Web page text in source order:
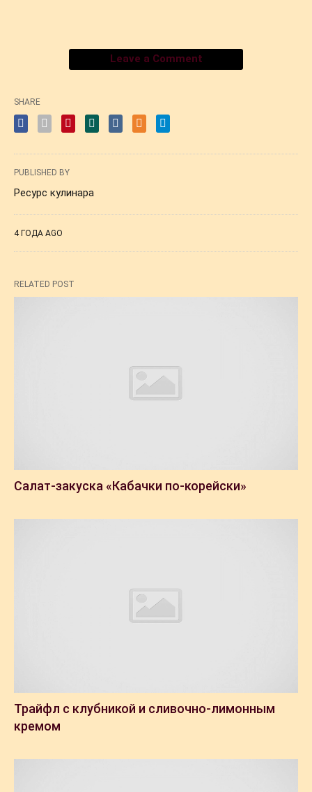
Leave a Comment
SHARE
PUBLISHED BY
Ресурс кулинара
4 ГОДА AGO
RELATED POST
Салат-закуска «Кабачки по-корейски»
Трайфл с клубникой и сливочно-лимонным
кремом